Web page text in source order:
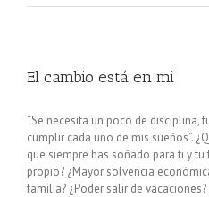
El cambio está en mi
“Se necesita un poco de disciplina,
cumplir cada uno de mis sueños”.
que siempre has soñado para ti y
propio? ¿Mayor solvencia
familia? ¿Poder salir de